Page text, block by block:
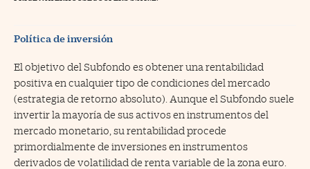
Política de inversión
El objetivo del Subfondo es obtener una rentabilidad
positiva en cualquier tipo de condiciones del mercado
(estrategia de retorno absoluto). Aunque el Subfondo suele
invertir la mayoría de sus activos en instrumentos del
mercado monetario, su rentabilidad procede
primordialmente de inversiones en instrumentos
derivados de volatilidad de renta variable de la zona euro.